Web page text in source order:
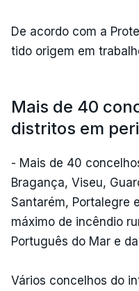
De acordo com a
tido origem em
Mais de 40
distritos em
- Mais de 40
Bragança, Viseu,
Santarém, Portalegre
máximo de incêndio
Português do Mar e
Vários concelhos do